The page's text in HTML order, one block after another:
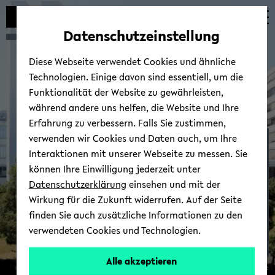
Automatische
vermeiden
zum
wechseln
zum
wechseln
zum
wechseln
Fach Ger­ma­nis­tik
© Uni­ver­si­tät Bie­le­feld
Datenschutzeinstellung
Diese Webseite verwendet Cookies und ähnliche
Technologien. Einige davon sind essentiell, um die
Funktionalität der Website zu gewährleisten,
während andere uns helfen, die Website und Ihre
Erfahrung zu verbessern. Falls Sie zustimmen,
verwenden wir Cookies und Daten auch, um Ihre
Interaktionen mit unserer Webseite zu messen. Sie
können Ihre Einwilligung jederzeit unter
Datenschutzerklärung einsehen und mit der
Wirkung für die Zukunft widerrufen. Auf der Seite
finden Sie auch zusätzliche Informationen zu den
verwendeten Cookies und Technologien.
Alle akzeptieren